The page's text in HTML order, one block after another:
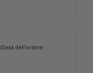
(Data dell'ordine :